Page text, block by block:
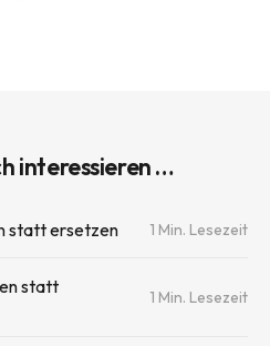
interessieren …
statt ersetzen 1 Min. Lesezeit
statt
1 Min. Lesezeit